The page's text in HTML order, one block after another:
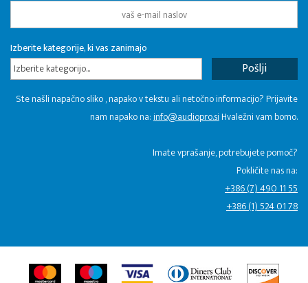
Izberite kategorije, ki vas zanimajo
Izberite kategorijo...
Ste našli napačno sliko , napako v tekstu ali netočno informacijo? Prijavite
nam napako na:info@audiopro.siHvaležni vam bomo.
Imate vprašanje, potrebujete pomoč?
Pokličite nas na:
+386 (7) 490 11 55
+386 (1) 524 01 78